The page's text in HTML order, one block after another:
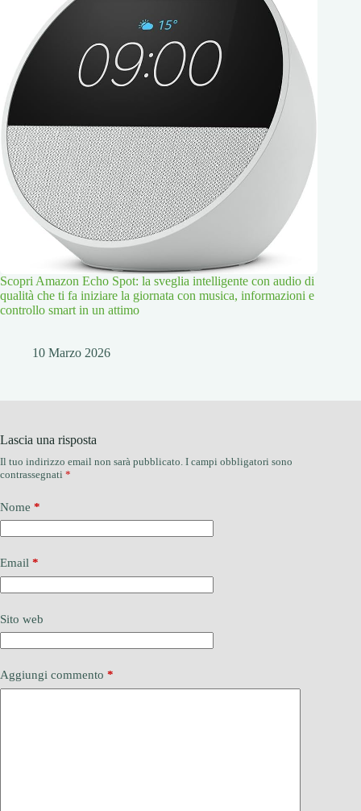
Scopri Amazon Echo Spot: la sveglia intelligente con audio di
qualità che ti fa iniziare la giornata con musica, informazioni e
controllo smart in un attimo
10 Marzo 2026
Lascia una risposta
Il tuo indirizzo email non sarà pubblicato. I campi obbligatori sono
contrassegnati *
Nome *
Email *
Sito web
Aggiungi commento *